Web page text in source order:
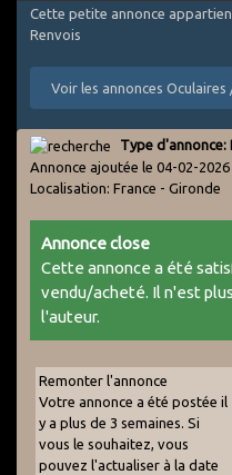
Cette petite annonce
Renvois
Voir les annonces Oculaires
Type d'annonce:
Annonce ajoutée le 04-02-
Localisation: France - Gironde
Annonce close
Cette annonce a été
vendu/acheté. Il n'est
l'auteur.
Remonter l'annonce
Votre annonce a été postée il
y a plus de 3 semaines. Si
vous le souhaitez, vous
pouvez l'actualiser à la date